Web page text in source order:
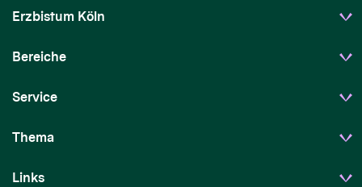
Erzbistum Köln
Bereiche
Service
Thema
Links